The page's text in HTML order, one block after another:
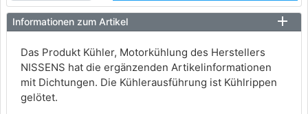
Informationen zum Artikel
Das Produkt Kühler, Motorkühlung des Herstellers
NISSENS hat die ergänzenden Artikelinformationen
mit Dichtungen. Die Kühlerausführung ist Kühlrippen
gelötet.